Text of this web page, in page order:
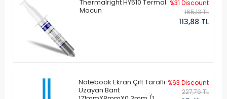
Thermalright HY510 Termal
Macun
%31 Discount
165,13 TL
113,88 TL
Notebook Ekran Çift Taraflı
Uzayan Bant
%63 Discount
227,76 TL